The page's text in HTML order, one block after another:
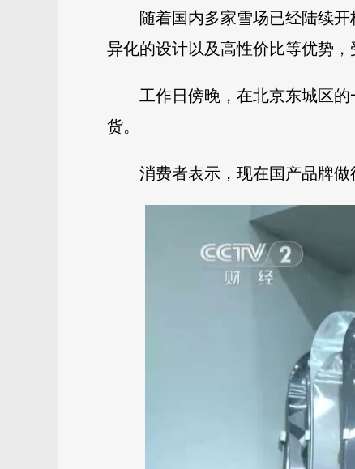
随着国内多家雪场已经陆续
异化的设计以及高性价比等优势，
工作日傍晚，在北京东城区
货。
消费者表示，现在国产品牌做